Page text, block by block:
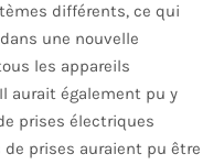
différents, ce qui
une nouvelle
les appareils
aurait également pu y
prises électriques
prises auraient pu être